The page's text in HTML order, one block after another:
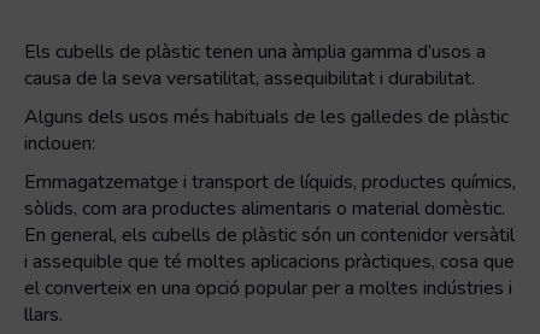
Els cubells de plàstic tenen una àmplia gamma d’usos a
causa de la seva versatilitat, assequibilitat i durabilitat.
Alguns dels usos més habituals de les galledes de plàstic
inclouen:
Emmagatzematge i transport de líquids, productes químics,
sòlids, com ara productes alimentaris o material domèstic.
En general, els cubells de plàstic són un contenidor versàtil
i assequible que té moltes aplicacions pràctiques, cosa que
el converteix en una opció popular per a moltes indústries i
llars.